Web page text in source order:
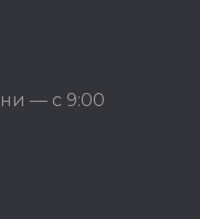
— с 9:00